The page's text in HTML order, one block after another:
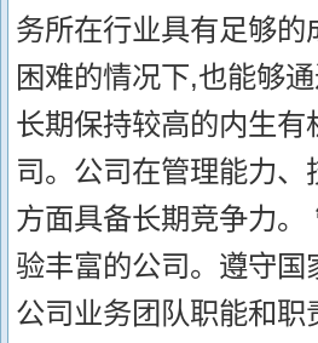
务所在行业具有足够
困难的情况下,也能够
长期保持较高的内生
司。公司在管理能力
方面具备长期竞争力
验丰富的公司。遵守
公司业务团队职能和